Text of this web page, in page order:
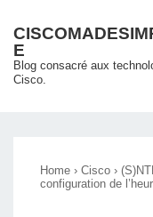
passer
au
contenu
E
Blog consacré aux
Cisco.
Home › Cisco ›
configuration de